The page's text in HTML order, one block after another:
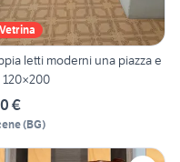
Vetrina
letti moderni una piazza e
120×200
€
(BG)